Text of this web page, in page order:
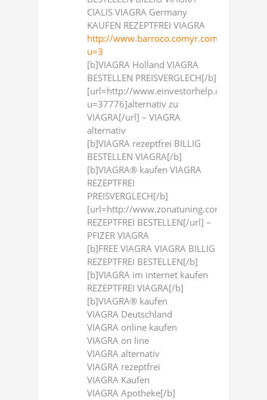
CIALIS VIAGRA Germany
KAUFEN REZEPTFREI VIAGRA
http://www.barroco.comyr.com/
u=3
[b]VIAGRA Holland VIAGRA
BESTELLEN PREISVERGLECH[/b]
[url=http://www.einvestorhelp.com/
u=37776]alternativ zu
VIAGRA[/url] – VIAGRA
alternativ
[b]VIAGRA rezeptfrei BILLIG
BESTELLEN VIAGRA[/b]
[b]VIAGRA® kaufen VIAGRA
REZEPTFREI
PREISVERGLECH[/b]
[url=http://www.zonatuning.com/
REZEPTFREI BESTELLEN[/url] –
PFIZER VIAGRA
[b]FREE VIAGRA VIAGRA BILLIG
REZEPTFREI BESTELLEN[/b]
[b]VIAGRA im internet kaufen
REZEPTFREI VIAGRA[/b]
[b]VIAGRA® kaufen
VIAGRA Deutschland
VIAGRA online kaufen
VIAGRA on line
VIAGRA alternativ
VIAGRA rezeptfrei
VIAGRA Kaufen
VIAGRA Apotheke[/b]